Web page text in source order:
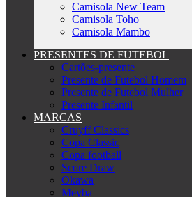
Camisola New Team
Camisola Toho
Camisola Mambo
PRESENTES DE FUTEBOL
Cartões-presente
Presente de Futebol Homem
Presente de Futebol Mulher
Presente Infantil
MARCAS
Cruyff Classics
Copa Classic
Copa football
Score Draw
Okawa
Meyba